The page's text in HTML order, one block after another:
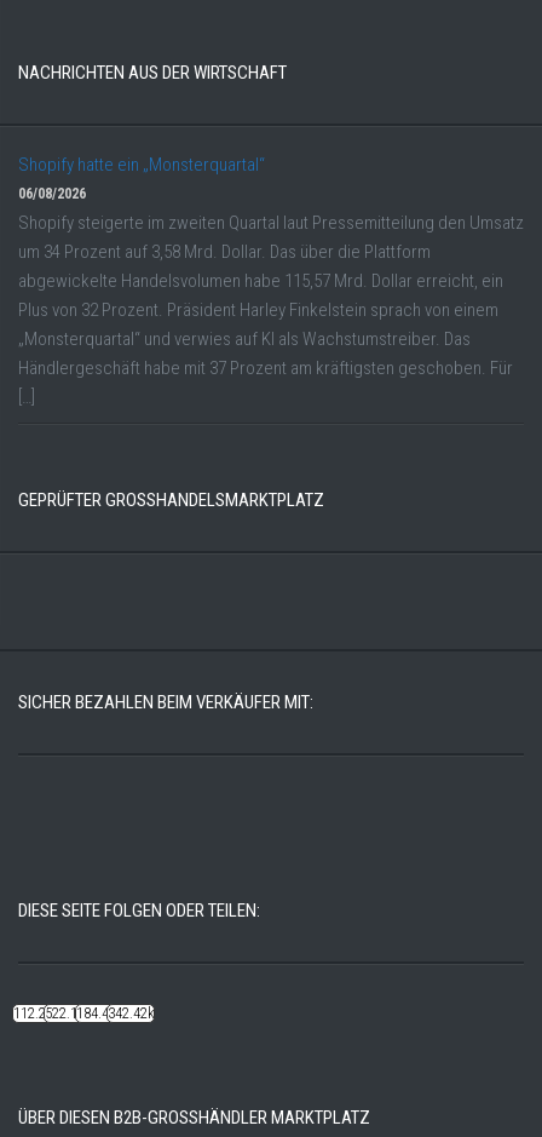
NACHRICHTEN AUS DER WIRTSCHAFT
Shopify hatte ein „Monsterquartal“
06/08/2026
Shopify steigerte im zweiten Quartal laut Pressemitteilung den Umsatz
um 34 Prozent auf 3,58 Mrd. Dollar. Das über die Plattform
abgewickelte Handelsvolumen habe 115,57 Mrd. Dollar erreicht, ein
Plus von 32 Prozent. Präsident Harley Finkelstein sprach von einem
„Monsterquartal“ und verwies auf KI als Wachstumstreiber. Das
Händlergeschäft habe mit 37 Prozent am kräftigsten geschoben. Für
[…]
GEPRÜFTER GROSSHANDELSMARKTPLATZ
SICHER BEZAHLEN BEIM VERKÄUFER MIT:
DIESE SEITE FOLGEN ODER TEILEN:
112.22k522.14k184.48k342.42k
ÜBER DIESEN B2B-GROSSHÄNDLER MARKTPLATZ